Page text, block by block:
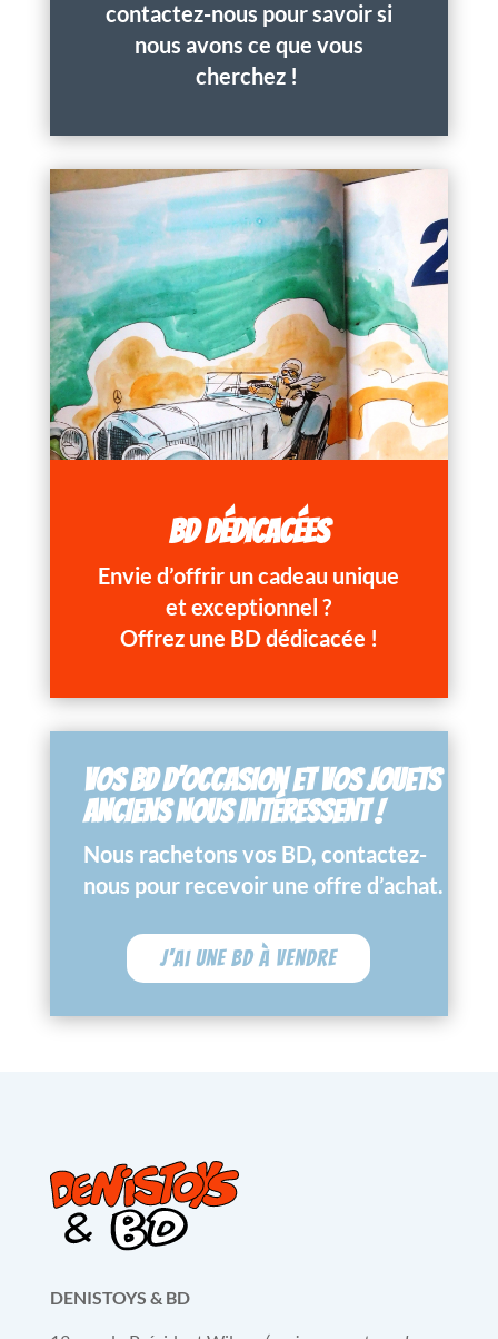
contactez-nous pour savoir si
nous avons ce que vous
cherchez !
BD DÉDICACÉES
Envie d’offrir un cadeau unique
et exceptionnel ?
Offrez une BD dédicacée !
VOS BD D’OCCASION ET VOS JOUETS
ANCIENS NOUS INTÉRESSENT !
Nous rachetons vos BD, contactez-
nous pour recevoir une offre d’achat.
J'ai une BD à vendre
DENISTOYS & BD